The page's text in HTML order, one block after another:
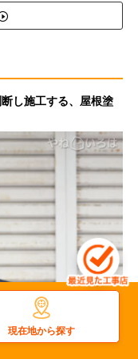
し施工する、屋根塗
現在地から探す